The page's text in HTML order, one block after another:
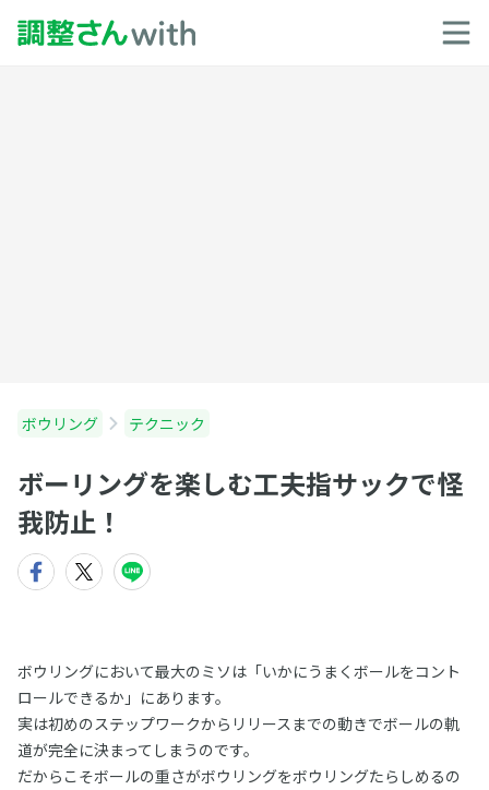
ボウリング テクニック
ボーリングを楽しむ工夫指サックで怪
我防止！
ボウリングにおいて最大のミソは「いかにうまくボールをコント
ロールできるか」にあります。
実は初めのステップワークからリリースまでの動きでボールの軌
道が完全に決まってしまうのです。
だからこそボールの重さがボウリングをボウリングたらしめるの